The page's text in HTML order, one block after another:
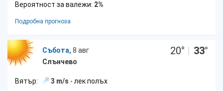
Вероятност за валежи: 2%
Подробна прогноза
Събота, 8 авг
Слънчево
20° | 33°
Вятър: 3 m/s - лек полъх